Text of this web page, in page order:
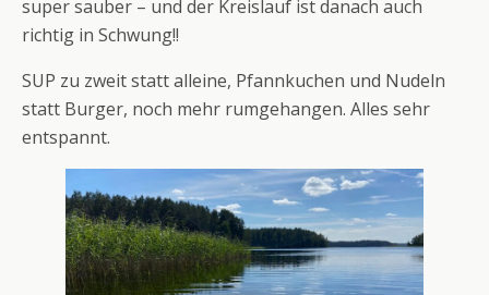
super sauber – und der Kreislauf ist danach auch
richtig in Schwung!!
SUP zu zweit statt alleine, Pfannkuchen und Nudeln
statt Burger, noch mehr rumgehangen. Alles sehr
entspannt.